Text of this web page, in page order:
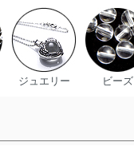
ジュエリー ビーズ